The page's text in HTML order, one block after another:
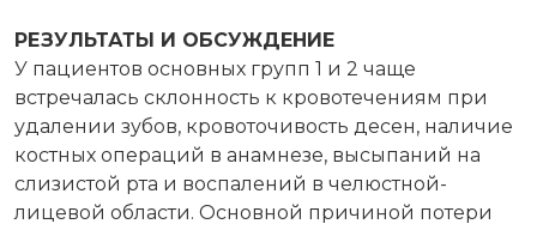
РЕЗУЛЬТАТЫ И ОБСУЖДЕНИЕ
У пациентов основных групп 1 и 2 чаще
встречалась склонность к кровотечениям при
удалении зубов, кровоточивость десен, наличие
костных операций в анамнезе, высыпаний на
слизистой рта и воспалений в челюстной-
лицевой области. Основной причиной потери